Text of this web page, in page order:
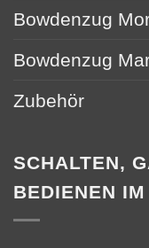
Bowdenzug
Bowdenzug
Zubehör
SCHALTEN,
BEDIENEN